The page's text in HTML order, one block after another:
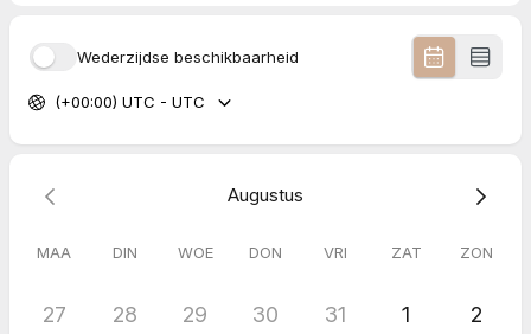
naar wat jou op dit moment tegenhoudt. Wat zit je dwars? Wat
wringt? We kijken samen naar wat er onder de oppervlakte
wanneer je ermee verder wilt.
Bianca
Wederzijdse beschikbaarheid
(+00:00) UTC - UTC
Augustus
MAA DIN WOE DON VRI ZAT ZON
27 28 29 30 31 1 2